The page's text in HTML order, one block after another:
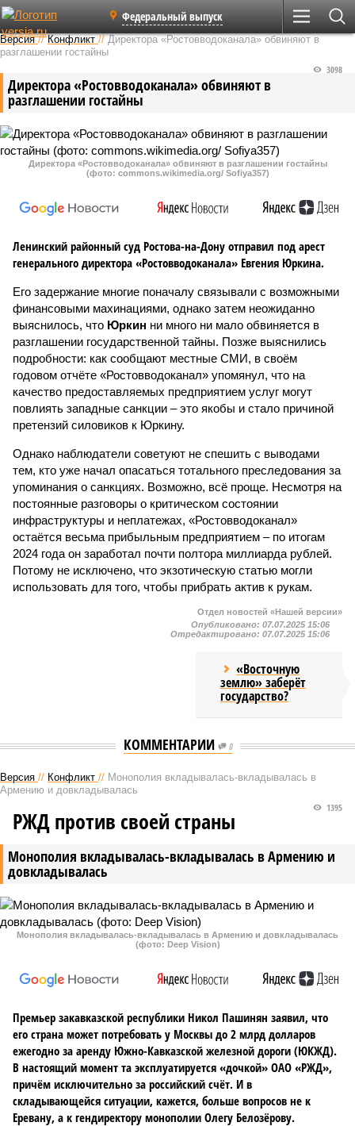
Федеральный выпуск
Версия //Конфликт //Директора «Ростовводоканала» обвиняют в
разглашении гостайны
Директора «Ростовводоканала» обвиняют в
разглашении гостайны
3098
Директора «Ростовводоканала» обвиняют в разглашении гостайны
(фото: commons.wikimedia.org/ Sofiya357)
Ленинский районный суд Ростова-на-Дону отправил под арест
генерального директора «Ростовводоканала» Евгения Юркина.
Его задержание многие поначалу связывали с возможными
финансовыми махинациями, однако затем неожиданно
выяснилось, что Юркин ни много ни мало обвиняется в
разглашении государственной тайны. Позже выяснились
подробности: как сообщают местные СМИ, в своём
годовом отчёте «Ростовводоканал» упомянул, что на
качество предоставляемых предприятием услуг могут
повлиять западные санкции – это якобы и стало причиной
претензий силовиков к Юркину.
Однако наблюдатели советуют не спешить с выводами
тем, кто уже начал опасаться тотального преследования за
упоминания о санкциях. Возможно, всё проще. Несмотря на
постоянные разговоры о критическом состоянии
инфраструктуры и неплатежах, «Ростовводоканал»
остаётся весьма прибыльным предприятием – по итогам
2024 года он заработал почти полтора миллиарда рублей.
Потому не исключено, что экзотическую статью могли
использовать для того, чтобы прибрать актив к рукам.
Отдел новостей «Нашей версии»
Опубликовано: 07.07.2025 15:06
Отредактировано: 07.07.2025 15:06
«Восточную
землю» заберёт
государство?
КОММЕНТАРИИ 0
Версия // Конфликт // Монополия вкладывалась-вкладывалась в
Армению и довкладывалась
Монополия вкладывалась-вкладывалась в Армению и
довкладывалась
1395
РЖД против своей страны
Монополия вкладывалась-вкладывалась в Армению и довкладывалась
(фото: Deep Vision)
Премьер закавказской республики Никол Пашинян заявил, что
его страна может потребовать у Москвы до 2 млрд долларов
ежегодно за аренду Южно-Кавказской железной дороги (ЮКЖД).
В настоящий момент та эксплуатируется «дочкой» ОАО «РЖД»,
причём исключительно за российский счёт. И в
складывающейся ситуации, кажется, больше вопросов не к
Еревану, а к гендиректору монополии Олегу Белозёрову.